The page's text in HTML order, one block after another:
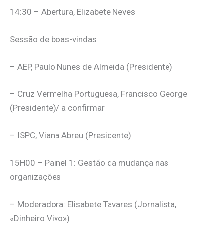
14:30 – Abertura, Elizabete Neves
Sessão de boas-vindas
– AEP, Paulo Nunes de Almeida (Presidente)
– Cruz Vermelha Portuguesa, Francisco George
(Presidente)/ a confirmar
– ISPC, Viana Abreu (Presidente)
15H00 – Painel 1: Gestão da mudança nas
organizações
– Moderadora: Elisabete Tavares (Jornalista,
«Dinheiro Vivo»)